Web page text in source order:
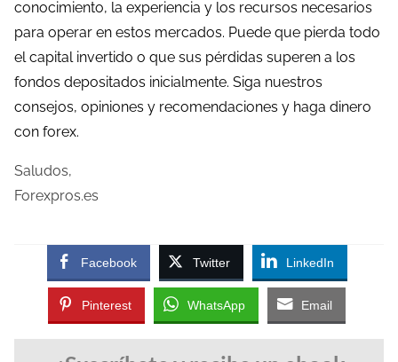
conocimiento, la experiencia y los recursos necesarios
para operar en estos mercados. Puede que pierda todo
el capital invertido o que sus pérdidas superen a los
fondos depositados inicialmente. Siga nuestros
consejos, opiniones y recomendaciones y haga dinero
con forex.
Saludos,
Forexpros.es
Facebook Twitter LinkedIn
Pinterest WhatsApp Email